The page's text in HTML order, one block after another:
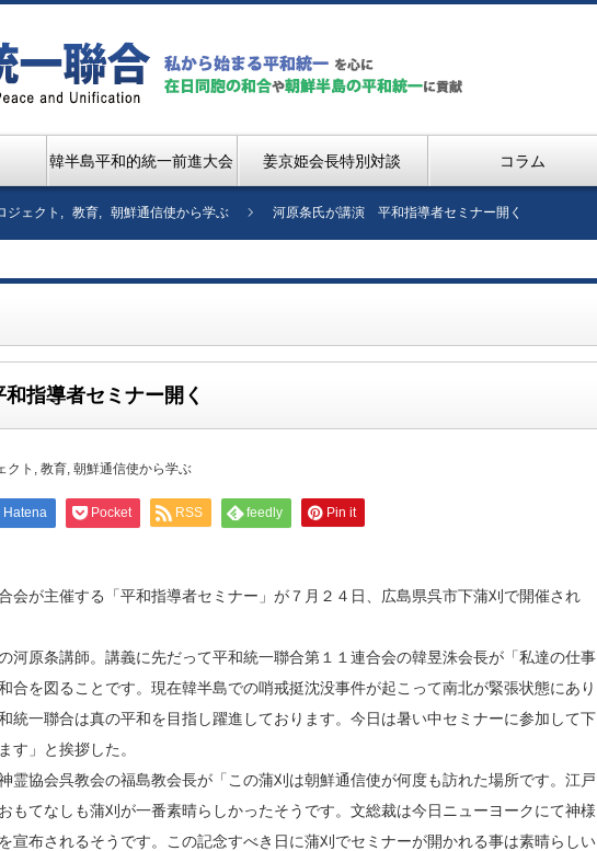
韓半島平和的統一前進大会 姜京姫会長特別対談 コラム
ジェクト , 教育, 朝鮮通信使から学ぶ 河原条氏が講演 平和指導者セミナー開く
指導者セミナー開く
クト , 教育, 朝鮮通信使から学ぶ
Hatena Pocket RSS feedly Pin it
会が主催する「平和指導者セミナー」が７月２４日、広島県呉市下蒲刈で開催され
河原条講師。講義に先だって平和統一聯合第１１連合会の韓昱洙会長が「私達の仕事
合を図ることです。現在韓半島での哨戒挺沈没事件が起こって南北が緊張状態にあり
統一聯合は真の平和を目指し躍進しております。今日は暑い中セミナーに参加して下
す」と挨拶した。
霊協会呉教会の福島教会長が「この蒲刈は朝鮮通信使が何度も訪れた場所です。江戸
もてなしも蒲刈が一番素晴らしかったそうです。文総裁は今日ニューヨークにて神様
宣布されるそうです。この記念すべき日に蒲刈でセミナーが開かれる事は素晴らしい